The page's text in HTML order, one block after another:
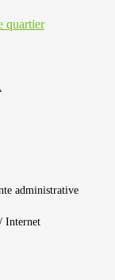
quartier
administrative
Internet